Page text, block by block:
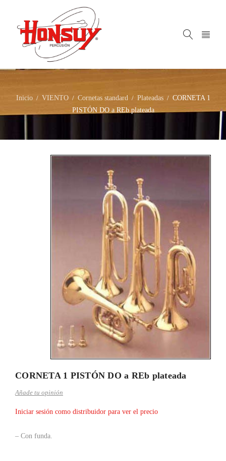
Inicio / VIENTO / Cornetas standard / Plateadas / CORNETA 1
PISTÓN DO a REb plateada
CORNETA 1 PISTÓN DO a REb plateada
Añade tu opinión
Iniciar sesión como distribuidor para ver el precio
– Con funda.